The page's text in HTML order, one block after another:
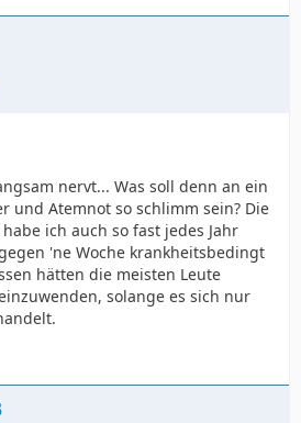
nervt... Was soll denn an ein
und Atemnot so schlimm sein? Die
ich auch so fast jedes Jahr
'ne Woche krankheitsbedingt
hätten die meisten Leute
solange es sich nur